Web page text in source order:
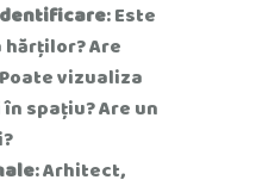
: Este
Are
vizualiza
spațiu? Are un
: Arhitect,